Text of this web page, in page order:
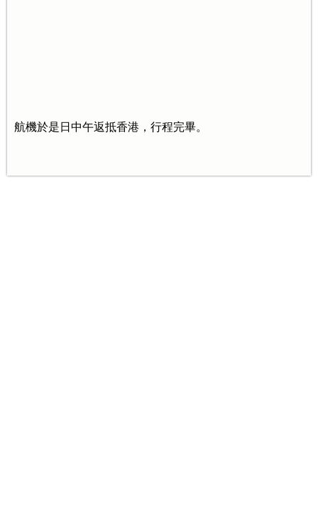
航機於是日中午返抵香港，行程完畢。